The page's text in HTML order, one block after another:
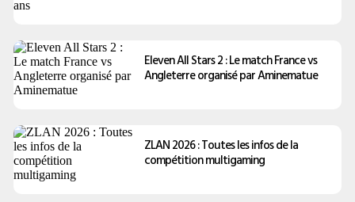
Eleven All Stars 2 : Le match France vs
Angleterre organisé par Aminematue
ZLAN 2026 : Toutes les infos de la
compétition multigaming